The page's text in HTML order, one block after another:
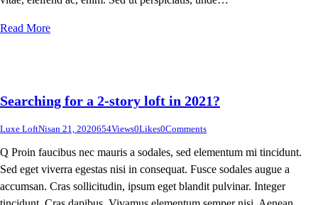
Read More
Searching for a 2-story loft in 2021?
Luxe LoftNisan 21, 2020654Views0Likes0Comments
Q Proin faucibus nec mauris a sodales, sed elementum mi tincidunt.
Sed eget viverra egestas nisi in consequat. Fusce sodales augue a
accumsan. Cras sollicitudin, ipsum eget blandit pulvinar. Integer